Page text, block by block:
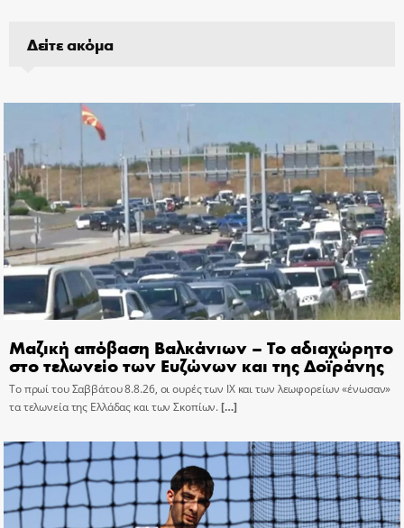
Δείτε ακόμα
Μαζική απόβαση Βαλκάνιων – Το αδιαχώρητο
στο τελωνείο των Ευζώνων και της Δοϊράνης
Το πρωί του Σαββάτου 8.8.26, οι ουρές των ΙΧ και των λεωφορείων «ένωσαν»
τα τελωνεία της Ελλάδας και των Σκοπίων.[…]